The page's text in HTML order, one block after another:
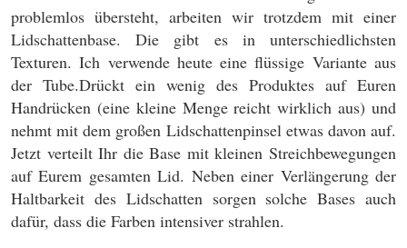
problemlos übersteht, arbeiten wir trotzdem mit einer
Lidschattenbase. Die gibt es in unterschiedlichsten
Texturen. Ich verwende heute eine flüssige Variante aus
der Tube.Drückt ein wenig des Produktes auf Euren
Handrücken (eine kleine Menge reicht wirklich aus) und
nehmt mit dem großen Lidschattenpinsel etwas davon auf.
Jetzt verteilt Ihr die Base mit kleinen Streichbewegungen
auf Eurem gesamten Lid. Neben einer Verlängerung der
Haltbarkeit des Lidschatten sorgen solche Bases auch
dafür, dass die Farben intensiver strahlen.